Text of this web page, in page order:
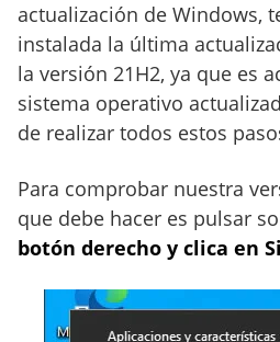
actualización de Windows,
instalada la última
la versión 21H2, ya que es
sistema operativo
de realizar todos estos
Para comprobar nuestra
que debe hacer es pulsar
botón derecho y clica en